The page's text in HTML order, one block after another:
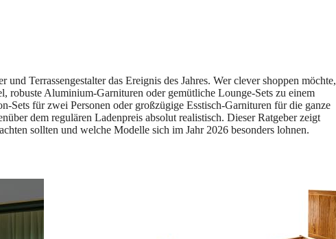
Terrassengestalter das Ereignis des Jahres. Wer clever shoppen möchte,
robuste Aluminium-Garnituren oder gemütliche Lounge-Sets zu einem
Sets für zwei Personen oder großzügige Esstisch-Garnituren für die ganze
dem regulären Ladenpreis absolut realistisch. Dieser Ratgeber zeigt
sollten und welche Modelle sich im Jahr 2026 besonders lohnen.